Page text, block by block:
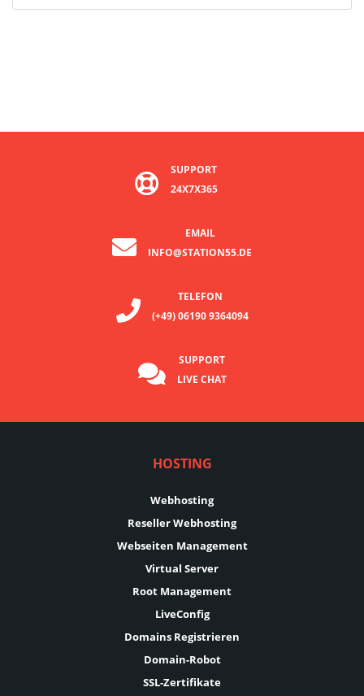
SUPPORT
24X7X365
EMAIL
INFO@STATION55.DE
TELEFON
(+49) 06190 9364094
SUPPORT
LIVE CHAT
HOSTING
Webhosting
Reseller Webhosting
Webseiten Management
Virtual Server
Root Management
LiveConfig
Domains Registrieren
Domain-Robot
SSL-Zertifikate